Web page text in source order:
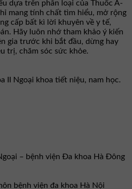
dựa trên phân loại của Thuốc A-
mang tính chất tìm hiểu, mở rộng
cấp bất kì lời khuyên về y tế,
Hãy luôn nhớ tham khảo ý kiến
gia trước khi bắt đầu, dừng hay
trị, chăm sóc sức khỏe.
II Ngoại khoa tiết niệu, nam học.
– bệnh viện Đa khoa Hà Đông
bệnh viện đa khoa Hà Nội